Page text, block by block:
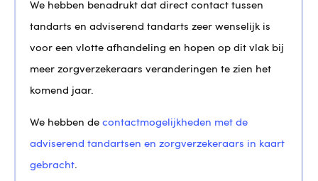
We hebben benadrukt dat direct contact tussen
tandarts en adviserend tandarts zeer wenselijk is
voor een vlotte afhandeling en hopen op dit vlak bij
meer zorgverzekeraars veranderingen te zien het
komend jaar.
We hebben decontactmogelijkheden met de
adviserend tandartsen en zorgverzekeraars in kaart
gebracht.